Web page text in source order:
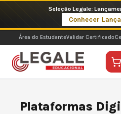
o
conteúdo
Imperdíveis no Pix: Pós Selecionadas a
Ver
Área do EstudanteValidar Certificado
Plataformas